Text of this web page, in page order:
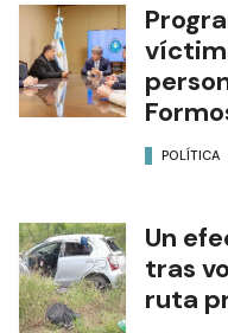
POLÍTICA
Un
tras
ruta